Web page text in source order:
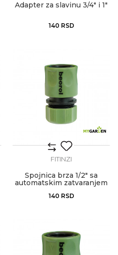
Adapter za slavinu 3/4" i 1"
140 RSD
FITINZI
Spojnica brza 1/2" sa
automatskim zatvaranjem
140 RSD